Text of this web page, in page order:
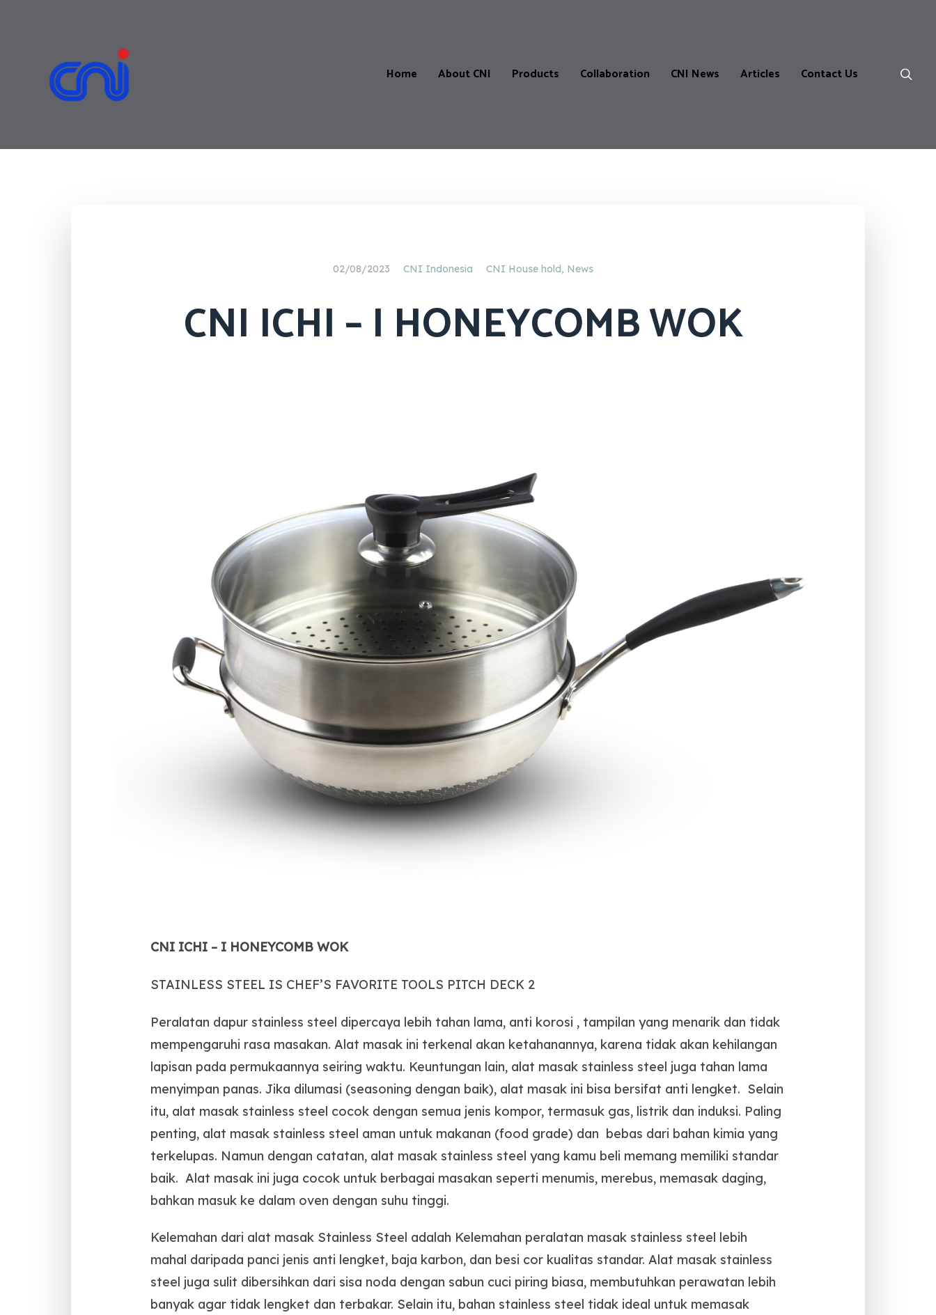
Home About CNI Products
testimonials
Collaboration
Master
CNI News Articles Contact Us
02/08/2023 CNI Indonesia CNI House hold, News
CNI ICHI – I HONEYCOMB WOK
CNI ICHI – I HONEYCOMB WOK
STAINLESS STEEL IS CHEF’S FAVORITE TOOLS PITCH DECK 2
Peralatan dapur stainless steel dipercaya lebih tahan lama, anti korosi , tampilan yang menarik dan tidak
mempengaruhi rasa masakan. Alat masak ini terkenal akan ketahanannya, karena tidak akan kehilangan
lapisan pada permukaannya seiring waktu. Keuntungan lain, alat masak stainless steel juga tahan lama
menyimpan panas. Jika dilumasi (seasoning dengan baik), alat masak ini bisa bersifat anti lengket. Selain
itu, alat masak stainless steel cocok dengan semua jenis kompor, termasuk gas, listrik dan induksi. Paling
penting, alat masak stainless steel aman untuk makanan (food grade) dan bebas dari bahan kimia yang
terkelupas. Namun dengan catatan, alat masak stainless steel yang kamu beli memang memiliki standar
baik. Alat masak ini juga cocok untuk berbagai masakan seperti menumis, merebus, memasak daging,
bahkan masuk ke dalam oven dengan suhu tinggi.
Kelemahan dari alat masak Stainless Steel adalah Kelemahan peralatan masak stainless steel lebih
mahal daripada panci jenis anti lengket, baja karbon, dan besi cor kualitas standar. Alat masak stainless
steel juga sulit dibersihkan dari sisa noda dengan sabun cuci piring biasa, membutuhkan perawatan lebih
banyak agar tidak lengket dan terbakar. Selain itu, bahan stainless steel tidak ideal untuk memasak